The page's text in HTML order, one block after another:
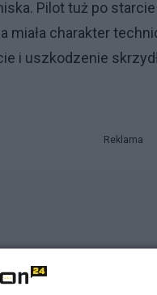
Pilot tuż po
miała charakter
i uszkodzenie
Reklama